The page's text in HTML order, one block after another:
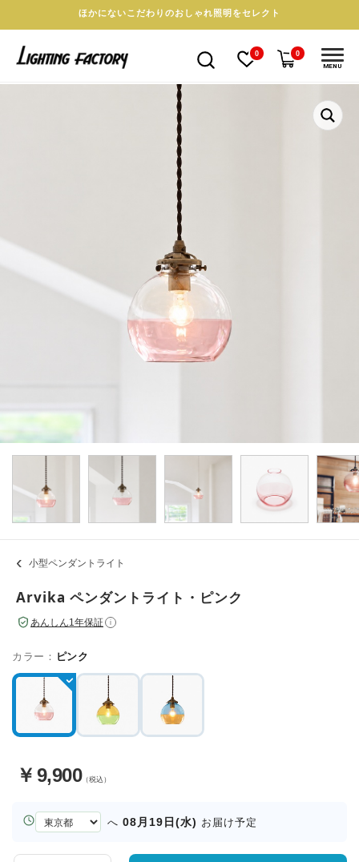
ほかにないこだわりのおしゃれ照明をセレクト
0 0
MENU
小型ペンダントライト
Arvika ペンダントライト・ピンク
あんしん1年保証 i
カラー： ピンク
￥ 9,900（税込）
お
届
へ 08月19日(水) お届け予定